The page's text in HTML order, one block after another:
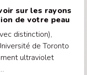
sur les rayons
de votre peau
distinction),
de Toronto
ultraviolet